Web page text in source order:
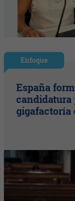
Enfoque
España
candidatura
gigafactoría